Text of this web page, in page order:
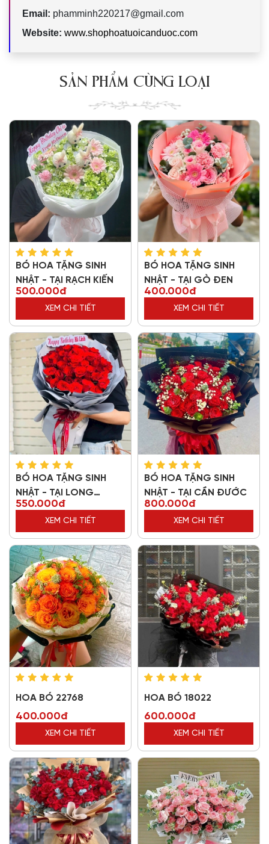
Email: phamminh220217@gmail.com
Website: www.shophoatuoicanduoc.com
SẢN PHẨM CÙNG LOẠI
BÓ HOA TẶNG SINH
NHẬT - TẠI RẠCH KIẾN
500.000đ
XEM CHI TIẾT
BÓ HOA TẶNG SINH
NHẬT - TẠI GÒ ĐEN
400.000đ
XEM CHI TIẾT
BÓ HOA TẶNG SINH
NHẬT - TẠI LONG
THƯỢNG
550.000đ
XEM CHI TIẾT
BÓ HOA TẶNG SINH
NHẬT - TẠI CẦN ĐƯỚC
800.000đ
XEM CHI TIẾT
HOA BÓ 22768
400.000đ
XEM CHI TIẾT
HOA BÓ 18022
600.000đ
XEM CHI TIẾT